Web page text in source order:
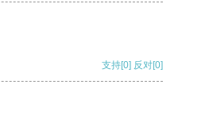
支持[0] 反对[0]